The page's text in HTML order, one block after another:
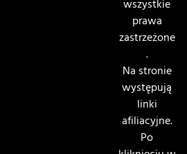
wszystkie
prawa
zastrzeżone
.
Na stronie
występują
linki
afiliacyjne.
Po